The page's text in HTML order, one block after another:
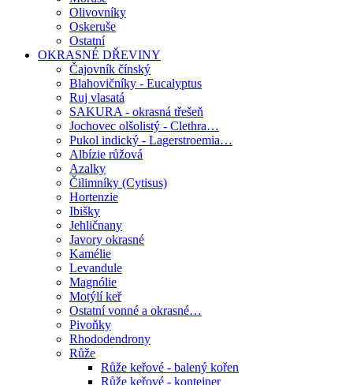
Olivovníky
Oskeruše
Ostatní
OKRASNÉ DŘEVINY
Čajovník čínský
Blahovičníky - Eucalyptus
Ruj vlasatá
SAKURA - okrasná třešeň
Jochovec olšolistý - Clethra…
Pukol indický - Lagerstroemia…
Albízie růžová
Azalky
Čilimníky (Cytisus)
Hortenzie
Ibišky
Jehličnany
Javory okrasné
Kamélie
Levandule
Magnólie
Motýlí keř
Ostatní vonné a okrasné…
Pivoňky
Rhododendrony
Růže
Růže keřové - balený kořen
Růže keřové - kontejner